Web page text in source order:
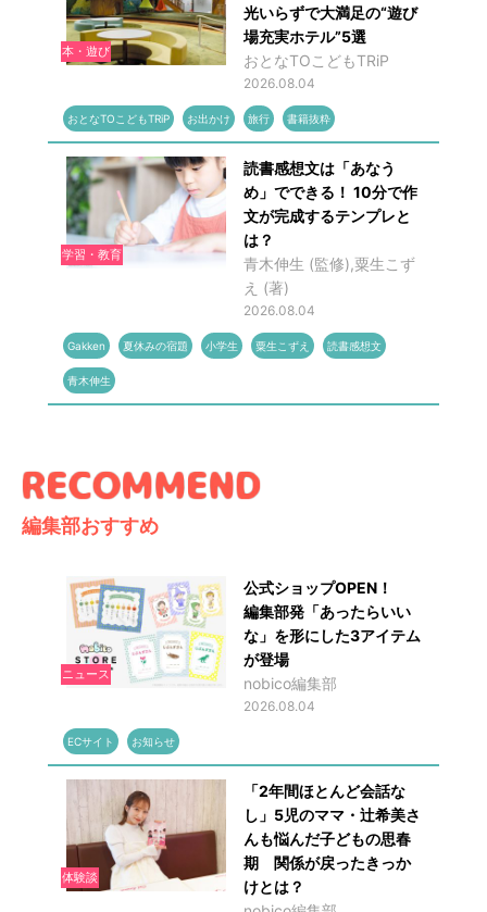
本・遊び
光いらずで大満足の“遊び
場充実ホテル”5選
おとなTOこどもTRiP
2026.08.04
おとなTOこどもTRiP お出かけ 旅行 書籍抜粋
学習・教育
読書感想文は「あなう
め」でできる！ 10分で作
文が完成するテンプレと
は？
青木伸生 (監修),粟生こず
え (著)
2026.08.04
Gakken 夏休みの宿題 小学生 粟生こずえ 読書感想文
青木伸生
編集部おすすめ
ニュース
公式ショップOPEN！
編集部発「あったらいい
な」を形にした3アイテム
が登場
nobico編集部
2026.08.04
ECサイト お知らせ
体験談
「2年間ほとんど会話な
し」5児のママ・辻希美さ
んも悩んだ子どもの思春
期 関係が戻ったきっか
けとは？